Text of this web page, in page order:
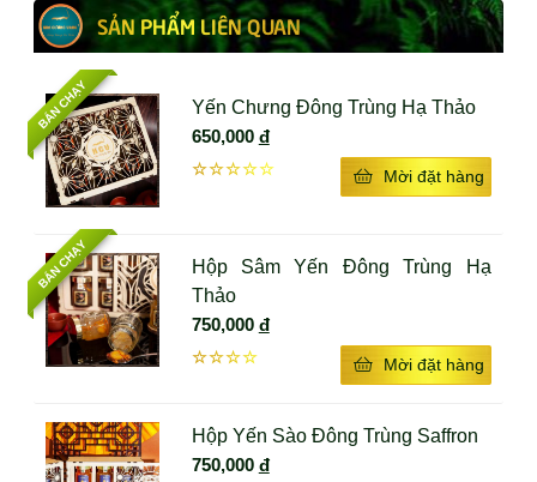
Đặc biệt: Chứa 15 sợi saffron trong mỗi lọ, nâng cao
dinh dưỡng cho người sử dụng.
ĐỐI TƯỢNG NÊN SỬ DỤNG YẾN ĐÔNG TRÙNG
HẠ THẢO SAFFRON
SẢN PHẨM LIÊN QUAN
Yến Chưng Đông Trùng Hạ Thảo
650,000 đ
☆☆☆☆☆ Mời đặt hàng
BÁN CHẠY
Hộp Sâm Yến Đông Trùng Hạ
Thảo
750,000 đ
☆☆☆☆ Mời đặt hàng
BÁN CHẠY
Hộp Yến Sào Đông Trùng Saffron
750,000 đ